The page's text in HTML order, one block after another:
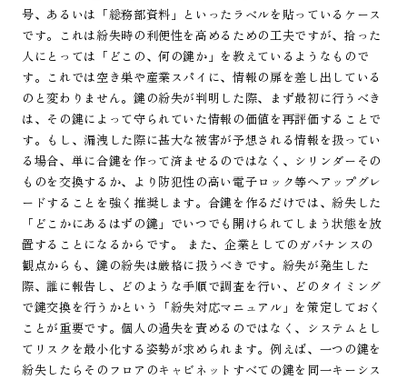
号、あるいは「総務部資料」といったラベルを貼っているケース
です。これは紛失時の利便性を高めるための工夫ですが、拾った
人にとっては「どこの、何の鍵か」を教えているようなもので
す。これでは空き巣や産業スパイに、情報の扉を差し出している
のと変わりません。鍵の紛失が判明した際、まず最初に行うべき
は、その鍵によって守られていた情報の価値を再評価することで
す。もし、漏洩した際に甚大な被害が予想される情報を扱ってい
る場合、単に合鍵を作って済ませるのではなく、シリンダーその
ものを交換するか、より防犯性の高い電子ロック等へアップグレ
ードすることを強く推奨します。合鍵を作るだけでは、紛失した
「どこかにあるはずの鍵」でいつでも開けられてしまう状態を放
置することになるからです。 また、企業としてのガバナンスの
観点からも、鍵の紛失は厳格に扱うべきです。紛失が発生した
際、誰に報告し、どのような手順で調査を行い、どのタイミング
で鍵交換を行うかという「紛失対応マニュアル」を策定しておく
ことが重要です。個人の過失を責めるのではなく、システムとし
てリスクを最小化する姿勢が求められます。例えば、一つの鍵を
紛失したらそのフロアのキャビネットすべての鍵を同一キーシス